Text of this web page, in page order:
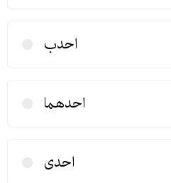
احدب
احدهما
احدی